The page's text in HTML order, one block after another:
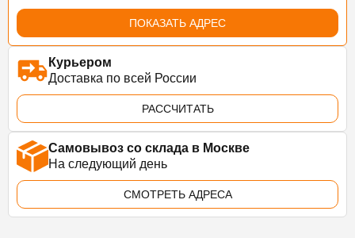
ПОКАЗАТЬ АДРЕС
Курьером
Доставка по всей России
РАССЧИТАТЬ
Самовывоз со склада в Москве
На следующий день
СМОТРЕТЬ АДРЕСА